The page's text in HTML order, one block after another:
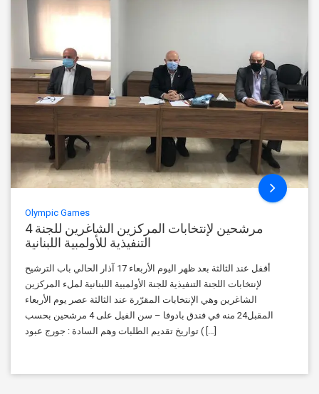
Olympic Games
4 مرشحين لإنتخابات المركزين الشاغرين للجنة
التنفيذية للأولمبية اللبنانية
أقفل عند الثالثة بعد ظهر اليوم الأربعاء 17 آذار الحالي باب الترشيح
لإنتخابات اللجنة التنفيذية للجنة الأولمبية اللبنانية لملء المركزين
الشاغرين وهي الإنتخابات المقرّرة عند الثالثة عصر يوم الأربعاء
المقبل24 منه في فندق بادوفا – سن الفيل على 4 مرشحين بحسب
تواريخ تقديم الطلبات وهم السادة : جورج عبود ( […]